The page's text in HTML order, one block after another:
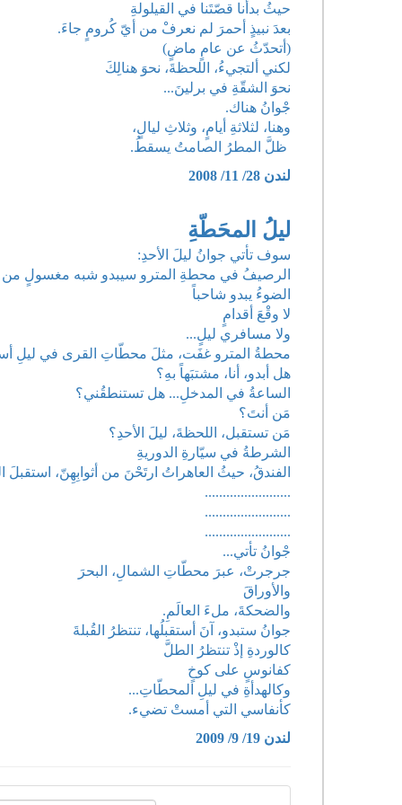
حيثُ بدأْنا قصّتَنا في القيلولةِ
بعدَ نبيذٍ أحمرَ لم نعرفْ من أيّ كُرومٍ جاءَ.
(أتحدّثُ عن عامٍ ماضٍ)
لكني ألتجيءُ، اللحظةَ، نحوَ هنالِكَ
نحوَ الشقّةِ في برلينَ...
جْوانُ هناك.
وهنا، لثلاثةِ أيامٍ، وثلاثِ ليالٍ،
ظلَّ المطرُ الصامتُ يسقطُ.
لندن 28/ 11/ 2008
ليلُ المحَطّةِ
سوف تأتي جوانُ ليلَ الأحدِ:
الرصيفُ في محطةِ المترو سيبدو شبه مغسولٍ من
الضوءُ يبدو شاحباً
لا وقْعَ أقدامٍ
ولا مسافري ليلٍ...
محطةُ المترو غفَت، مثلَ محطّاتِ القرى في ليلِ
هل أبدو، أنا، مشتبَهاً بهِ؟
الساعةُ في المدخلِ... هل تستنطقُني؟
مَن أنتَ؟
مَن تستقبل، اللحظةَ، ليلَ الأحدِ؟
الشرطةُ في سيّارةِ الدوريةِ
الفندقُ، حيثُ العاهراتُ ارتَحْنَ من أثوابِهِنّ، استقبلَ
........................
........................
........................
جْوانُ تأتي...
جرجرتْ، عبرَ محطّاتِ الشمالِ، البحرَ
والأوراقَ
والضحكةَ، ملءَ العالَمِ.
جوانُ ستبدو، آنَ أستقبلُها، تنتظرُ القُبلةَ
كالوردةِ إذْ تنتظرُ الطلَّ
كفانوسٍ على كوخٍ
وكالهدأةِ في ليلِ المحطّاتِ...
كأنفاسي التي أمستْ تضيء.
لندن 19/ 9/ 2009